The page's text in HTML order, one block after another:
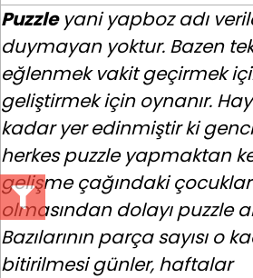
Puzzleyani yapboz adı
duymayan yoktur. Bazen
eğlenmek vakit geçirmek
geliştirmek için oynanır.
kadar yer edinmiştir ki
herkes puzzle yapmaktan
gelişme çağındaki
olmasından dolayı puzzle
Bazılarının parça sayısı o
bitirilmesi günler, haftalar